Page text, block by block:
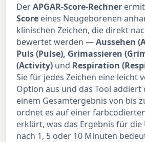
DerAPGAR-Score-Rechner
Score eines Neugeborenen
klinischen Zeichen, die direkt
bewertet werden —Aussehen
Puls (Pulse), Grimassieren
(Activity) und Respiration
Sie für jedes Zeichen eine leicht
Option aus und das Tool addiert
einem Gesamtergebnis von bis
ordnet es auf einer
erklärt, was das Ergebnis für
nach 1, 5 oder 10 Minuten